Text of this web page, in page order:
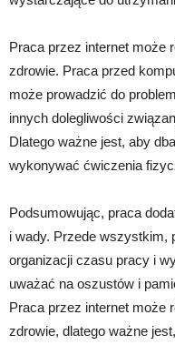
Praca przez internet może
zdrowie. Praca przed
może prowadzić do
innych dolegliwości
Dlatego ważne jest, aby
wykonywać ćwiczenia
Podsumowując, praca
i wady. Przede wszystkim,
organizacji czasu pracy i
uważać na oszustów i
Praca przez internet może
zdrowie, dlatego ważne